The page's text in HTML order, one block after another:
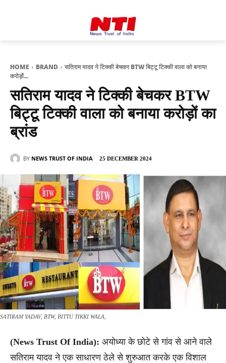
HOME BRAND
सतिराम यादव ने टिक्की बेचकर BTW बिट्टू टिक्की वाला को बनाया
करोड़ों...
सतिराम यादव ने टिक्की बेचकर BTW
बिट्टू टिक्की वाला को बनाया करोड़ों का
ब्रांड
BY NEWS TRUST OF INDIA 25 DECEMBER 2024
SATIRAM YADAV, BTW, BITTU TIKKI WALA,
(News Trust Of India): अयोध्या के छोटे से गांव से आने वाले
सतिराम यादव ने एक साधारण ठेले से शुरुआत करके एक विशाल